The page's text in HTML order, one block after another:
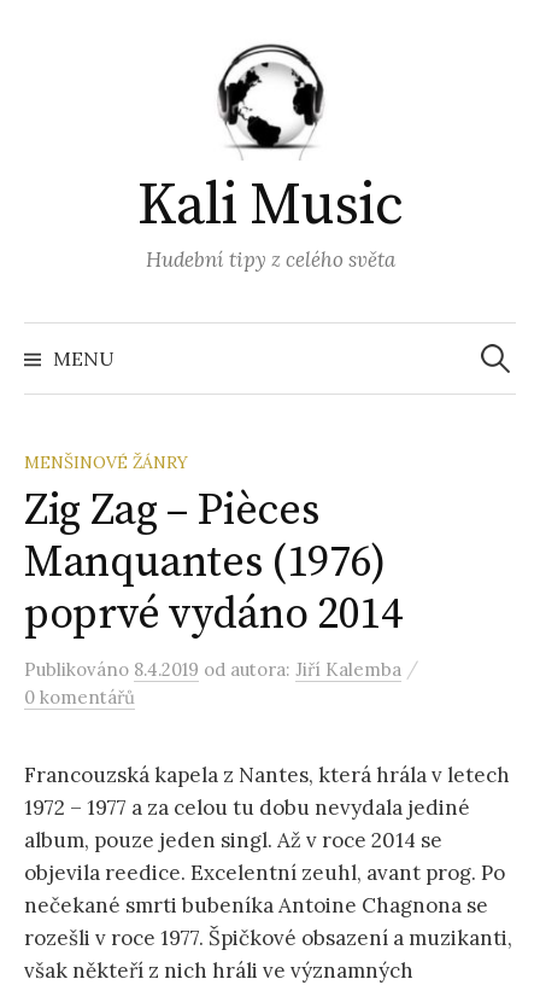
Kali Music
Hudební tipy z celého světa
MENU
MENŠINOVÉ ŽÁNRY
Zig Zag – Pièces
Manquantes (1976)
poprvé vydáno 2014
Publikováno 8.4.2019 od autora: Jiří Kalemba /
0 komentářů
Francouzská kapela z Nantes, která hrála v letech
1972 – 1977 a za celou tu dobu nevydala jediné
album, pouze jeden singl. Až v roce 2014 se
objevila reedice. Excelentní zeuhl, avant prog. Po
nečekané smrti bubeníka Antoine Chagnona se
rozešli v roce 1977. Špičkové obsazení a muzikanti,
však někteří z nich hráli ve významných